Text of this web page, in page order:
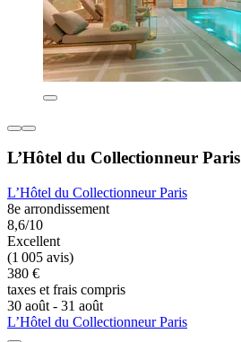
L’Hôtel du Collectionneur Paris
L’Hôtel du Collectionneur Paris
8e arrondissement
8,6/10
Excellent
(1 005 avis)
380 €
taxes et frais compris
30 août - 31 août
L’Hôtel du Collectionneur Paris